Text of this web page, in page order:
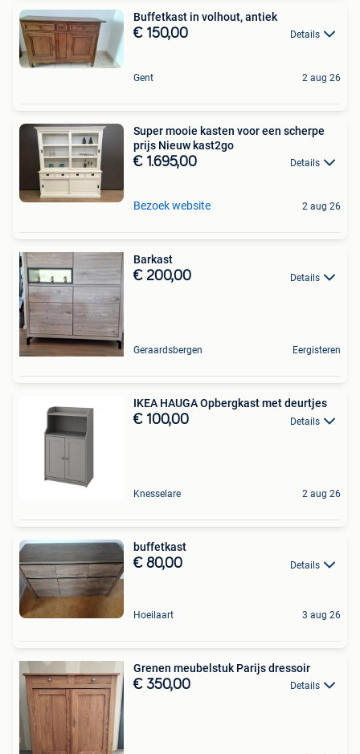
Buffetkast in volhout, antiek
€ 150,00 Details
Gent 2 aug 26
Super mooie kasten voor een scherpe
prijs Nieuw kast2go
€ 1.695,00 Details
Bezoek website 2 aug 26
Barkast
€ 200,00 Details
Geraardsbergen Eergisteren
IKEA HAUGA Opbergkast met deurtjes
€ 100,00 Details
Knesselare 2 aug 26
buffetkast
€ 80,00 Details
Hoeilaart 3 aug 26
Grenen meubelstuk Parijs dressoir
€ 350,00 Details